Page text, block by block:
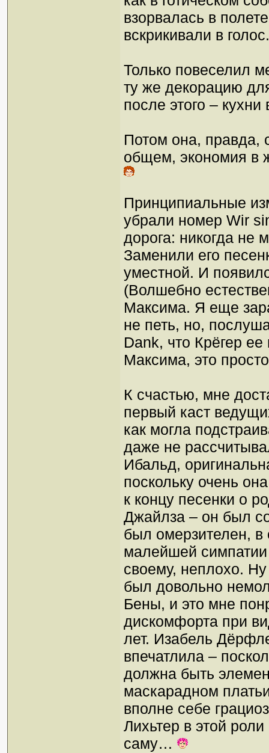
взорвалась в
вскрикивали в голос.
Только повеселил
ту же декорацию
после этого –
Потом она, правда,
общем, экономия в
Принципиальные
убрали номер Wir
дорога: никогда не
Заменили его
уместной. И
(Волшебно
Максима. Я еще
не петь, но,
Dank, что Крёгер
Максима, это
К счастью, мне
первый каст
как могла
даже не
Ибальд,
поскольку очень
к концу песенки о
Джайлза – он был
был омерзителен,
малейшей
своему, неплохо.
был довольно
Бены, и это мне
дискомфорта при
лет. Изабель
впечатлила –
должна быть
маскарадном
вполне себе
Лихьтер в этой
саму…